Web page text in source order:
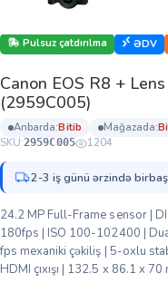
Pulsuz çatdırılma ƏDV
Canon EOS R8 +
(2959C005)
anbarda: bi̇ti̇b mağazada:
SKU:2959C005 1204
2-3 iş günü ərzində
24.2 MP Full-Frame sensor |
180fps | ISO 100-102400 |
fps mexaniki çəkiliş | 5-oxlu
HDMI çıxışı | 132.5 x 86.1 x